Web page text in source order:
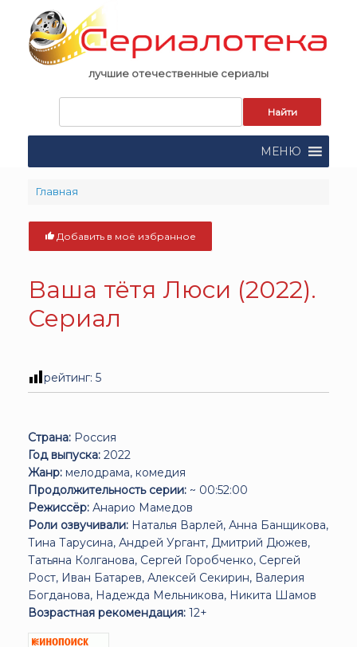
content
лучшие отечественные сериалы
поиска:
МЕНЮ
Главная
Добавить в моё избранное
Ваша тётя Люси (2022).
Сериал
рейтинг: 5
Страна: Россия
Год выпуска: 2022
Жанр: мелодрама, комедия
Продолжительность серии: ~ 00:52:00
Режиссёр: Анарио Мамедов
Роли озвучивали: Наталья Варлей, Анна Банщикова,
Тина Тарусина, Андрей Ургант, Дмитрий Дюжев,
Татьяна Колганова, Сергей Горобченко, Сергей
Рост, Иван Батарев, Алексей Секирин, Валерия
Богданова, Надежда Мельникова, Никита Шамов
Возрастная рекомендация: 12+